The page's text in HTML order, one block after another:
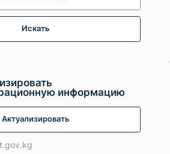
Искать
информацию
Актуализировать